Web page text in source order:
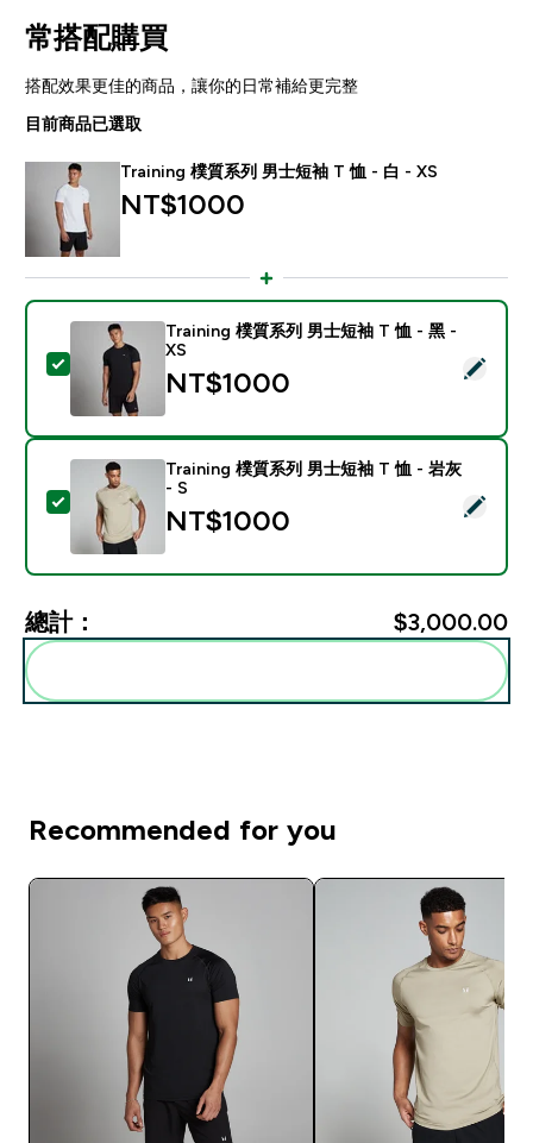
常搭配購買
搭配效果更佳的商品，讓你的日常補給更完整
目前商品已選取
Training 樸質系列 男士短袖 T 恤 - 白 - XS
NT$1000‎
選取此商品 - Training 樸質系列 男士短袖 T 恤 - 黑 - XS
Training 樸質系列 男士短袖 T 恤 - 黑 -
XS
NT$1000‎
選取此商品 - Training 樸質系列 男士短袖 T 恤 - 岩灰 - S
Training 樸質系列 男士短袖 T 恤 - 岩灰
- S
NT$1000‎
總計： $3,000.00‎
Recommended for you